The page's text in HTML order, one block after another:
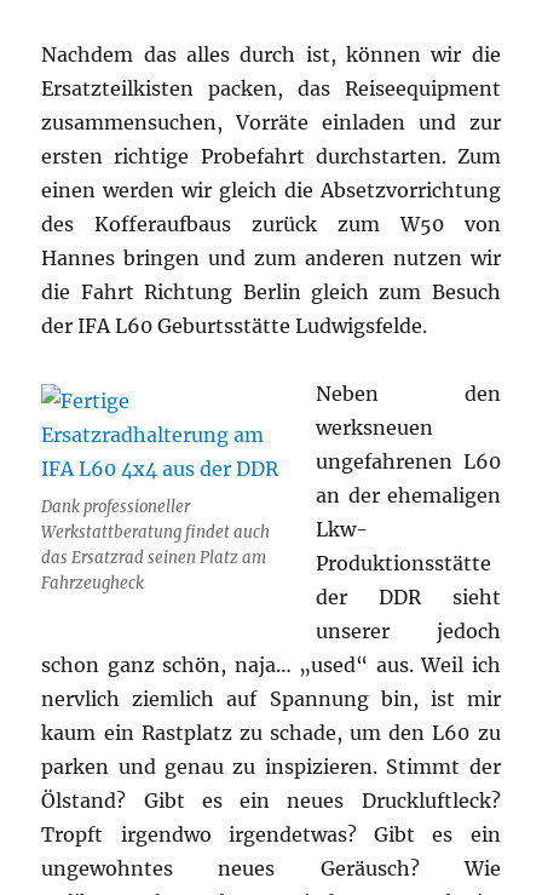
Nachdem das alles durch ist, können wir die
Ersatzteilkisten packen, das Reiseequipment
zusammensuchen, Vorräte einladen und zur
ersten richtige Probefahrt durchstarten. Zum
einen werden wir gleich die Absetzvorrichtung
des Kofferaufbaus zurück zum W50 von
Hannes bringen und zum anderen nutzen wir
die Fahrt Richtung Berlin gleich zum Besuch
der IFA L60 Geburtsstätte Ludwigsfelde.
Dank professioneller
Werkstattberatung findet auch
das Ersatzrad seinen Platz am
Fahrzeugheck
Neben den
werksneuen
ungefahrenen L60
an der ehemaligen
Lkw-
Produktionsstätte
der DDR sieht
unserer jedoch
schon ganz schön, naja… „used“ aus. Weil ich
nervlich ziemlich auf Spannung bin, ist mir
kaum ein Rastplatz zu schade, um den L60 zu
parken und genau zu inspizieren. Stimmt der
Ölstand? Gibt es ein neues Druckluftleck?
Tropft irgendwo irgendetwas? Gibt es ein
ungewohntes neues Geräusch? Wie